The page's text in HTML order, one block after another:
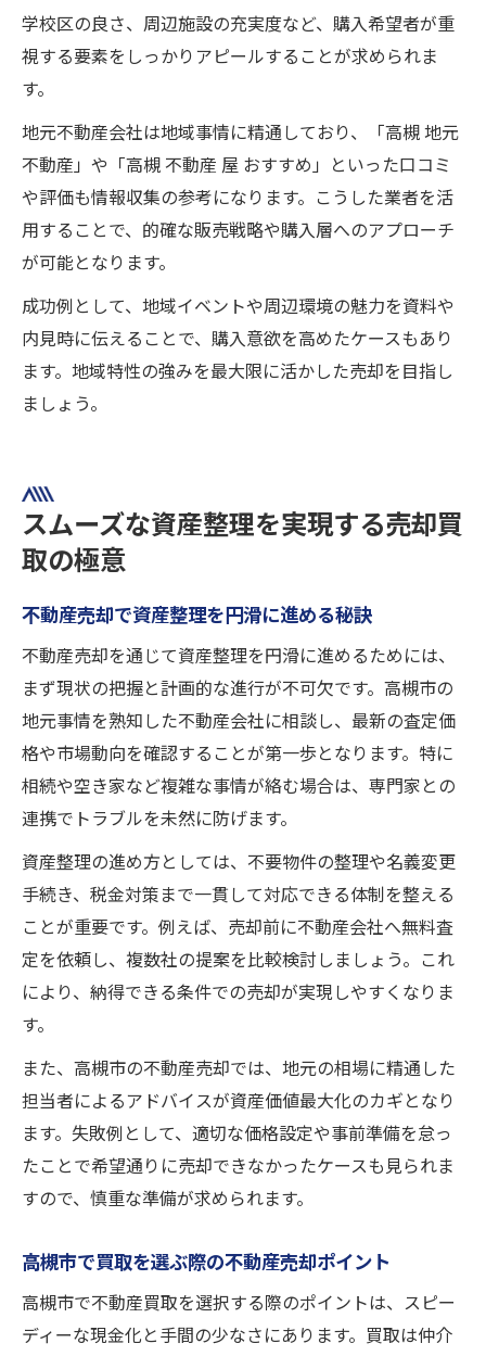
学校区の良さ、周辺施設の充実度など、購入希望者が重
視する要素をしっかりアピールすることが求められま
す。
地元不動産会社は地域事情に精通しており、「高槻 地元
不動産」や「高槻 不動産 屋 おすすめ」といった口コミ
や評価も情報収集の参考になります。こうした業者を活
用することで、的確な販売戦略や購入層へのアプローチ
が可能となります。
成功例として、地域イベントや周辺環境の魅力を資料や
内見時に伝えることで、購入意欲を高めたケースもあり
ます。地域特性の強みを最大限に活かした売却を目指し
ましょう。
スムーズな資産整理を実現する売却買
取の極意
不動産売却で資産整理を円滑に進める秘訣
不動産売却を通じて資産整理を円滑に進めるためには、
まず現状の把握と計画的な進行が不可欠です。高槻市の
地元事情を熟知した不動産会社に相談し、最新の査定価
格や市場動向を確認することが第一歩となります。特に
相続や空き家など複雑な事情が絡む場合は、専門家との
連携でトラブルを未然に防げます。
資産整理の進め方としては、不要物件の整理や名義変更
手続き、税金対策まで一貫して対応できる体制を整える
ことが重要です。例えば、売却前に不動産会社へ無料査
定を依頼し、複数社の提案を比較検討しましょう。これ
により、納得できる条件での売却が実現しやすくなりま
す。
また、高槻市の不動産売却では、地元の相場に精通した
担当者によるアドバイスが資産価値最大化のカギとなり
ます。失敗例として、適切な価格設定や事前準備を怠っ
たことで希望通りに売却できなかったケースも見られま
すので、慎重な準備が求められます。
高槻市で買取を選ぶ際の不動産売却ポイント
高槻市で不動産買取を選択する際のポイントは、スピー
ディーな現金化と手間の少なさにあります。買取は仲介